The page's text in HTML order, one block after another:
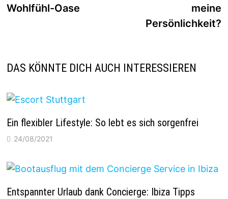
Wohlfühl-Oase
meine
Persönlichkeit?
DAS KÖNNTE DICH AUCH INTERESSIEREN
Ein flexibler Lifestyle: So lebt es sich sorgenfrei
24/08/2021
Entspannter Urlaub dank Concierge: Ibiza Tipps